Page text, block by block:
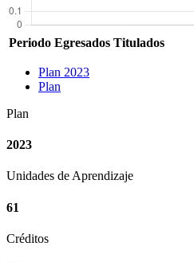
Periodo Egresados Titulados
Plan 2023
Plan
Plan
2023
Unidades de Aprendizaje
61
Créditos